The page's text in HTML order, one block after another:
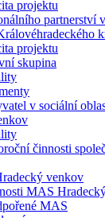
projektu
partnerství
projektu
skupina
v sociální
činnosti
venkov
MAS
MAS